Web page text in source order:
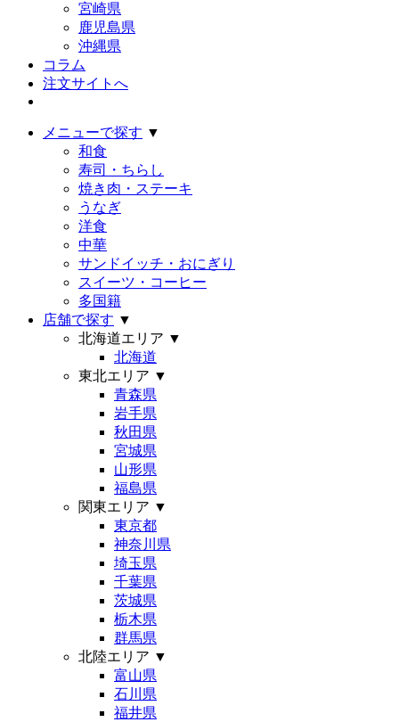
宮崎県
鹿児島県
沖縄県
コラム
注文サイトへ
メニューで探す ▼
和食
寿司・ちらし
焼き肉・ステーキ
うなぎ
洋食
中華
サンドイッチ・おにぎり
スイーツ・コーヒー
多国籍
店舗で探す ▼
北海道エリア ▼
北海道
東北エリア ▼
青森県
岩手県
秋田県
宮城県
山形県
福島県
関東エリア ▼
東京都
神奈川県
埼玉県
千葉県
茨城県
栃木県
群馬県
北陸エリア ▼
富山県
石川県
福井県